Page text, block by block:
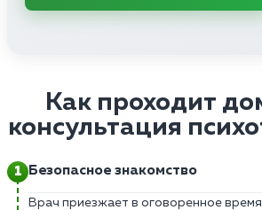
Как проходит
консультация
Безопасное знакомство
Врач приезжает в оговоренное